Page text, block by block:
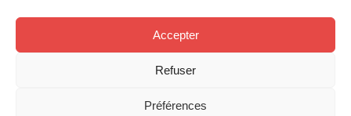
Accepter
Refuser
Préférences
Fax: 01 60 39 69 00
Nous contacter par email